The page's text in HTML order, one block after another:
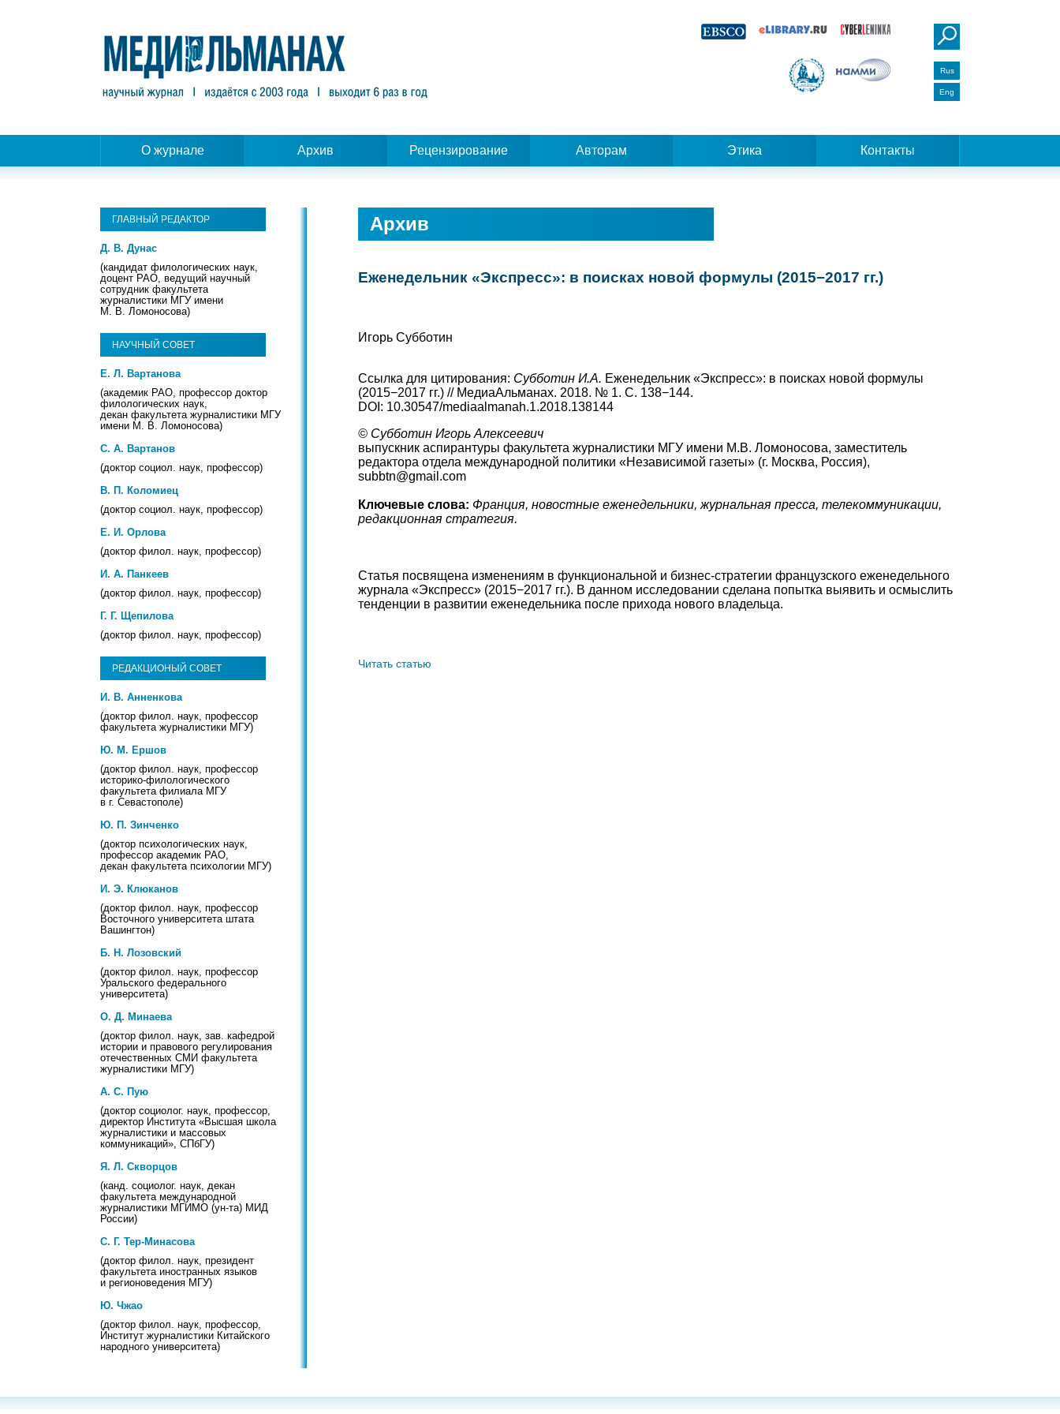
Rus
Eng
О журнале Архив Рецензирование Авторам Этика Контакты
ГЛАВНЫЙ РЕДАКТОР
Д. В. Дунас
(кандидат филологических наук,
доцент РАО, ведущий научный
сотрудник факультета
журналистики МГУ имени
М. В. Ломоносова)
НАУЧНЫЙ СОВЕТ
Е. Л. Вартанова
(академик РАО, профессор доктор
филологических наук,
декан факультета журналистики МГУ
имени М. В. Ломоносова)
С. А. Вартанов
(доктор социол. наук, профессор)
В. П. Коломиец
(доктор социол. наук, профессор)
Е. И. Орлова
(доктор филол. наук, профессор)
И. А. Панкеев
(доктор филол. наук, профессор)
Г. Г. Щепилова
(доктор филол. наук, профессор)
РЕДАКЦИОНЫЙ СОВЕТ
И. В. Анненкова
(доктор филол. наук, профессор
факультета журналистики МГУ)
Ю. М. Ершов
(доктор филол. наук, профессор
историко-филологического
факультета филиала МГУ
в г. Севастополе)
Ю. П. Зинченко
(доктор психологических наук,
профессор академик РАО,
декан факультета психологии МГУ)
И. Э. Клюканов
(доктор филол. наук, профессор
Восточного университета штата
Вашингтон)
Б. Н. Лозовский
(доктор филол. наук, профессор
Уральского федерального
университета)
О. Д. Минаева
(доктор филол. наук, зав. кафедрой
истории и правового регулирования
отечественных СМИ факультета
журналистики МГУ)
А. С. Пую
(доктор социолог. наук, профессор,
директор Института «Высшая школа
журналистики и массовых
коммуникаций», СПбГУ)
Я. Л. Скворцов
(канд. социолог. наук, декан
факультета международной
журналистики МГИМО (ун-та) МИД
России)
С. Г. Тер-Минасова
(доктор филол. наук, президент
факультета иностранных языков
и регионоведения МГУ)
Ю. Чжао
(доктор филол. наук, профессор,
Институт журналистики Китайского
народного университета)
Архив
Еженедельник «Экспресс»: в поисках новой формулы (2015−2017 гг.)
Игорь Субботин
Ссылка для цитирования: Субботин И.А. Еженедельник «Экспресс»: в поисках новой формулы
(2015−2017 гг.) // МедиаАльманах. 2018. № 1. С. 138−144.
DOI: 10.30547/mediaalmanah.1.2018.138144
© Субботин Игорь Алексеевич
выпускник аспирантуры факультета журналистики МГУ имени М.В. Ломоносова, заместитель
редактора отдела международной политики «Независимой газеты» (г. Москва, Россия),
subbtn@gmail.com
Ключевые слова: Франция, новостные еженедельники, журнальная пресса, телекоммуникации,
редакционная стратегия.
Статья посвящена изменениям в функциональной и бизнес-стратегии французского еженедельного
журнала «Экспресс» (2015−2017 гг.). В данном исследовании сделана попытка выявить и осмыслить
тенденции в развитии еженедельника после прихода нового владельца.
Читать статью